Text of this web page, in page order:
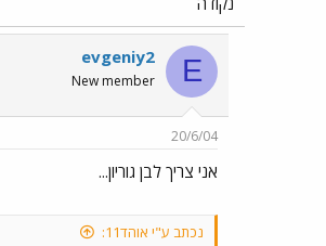
E
evgeniy2
New member
20/6/04
אני צריך לבן גוריון...
נכתב ע"י אוהד11: